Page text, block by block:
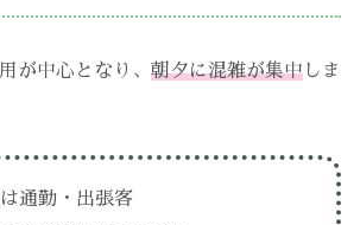
が中心となり、 朝夕に混雑が集中 しま
通勤・出張客